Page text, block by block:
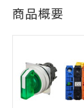
商品概要